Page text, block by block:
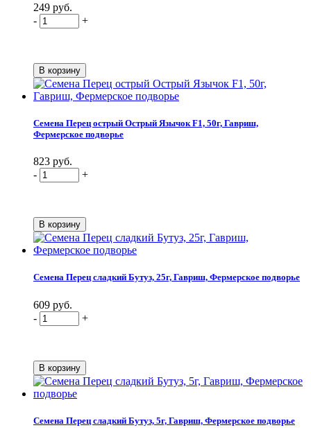
249 руб.
-
+
Семена Перец острый Острый Язычок F1, 50г, Гавриш,
Фермерское подворье
823 руб.
-
+
Семена Перец сладкий Бутуз, 25г, Гавриш, Фермерское подворье
609 руб.
-
+
Семена Перец сладкий Бутуз, 5г, Гавриш, Фермерское подворье